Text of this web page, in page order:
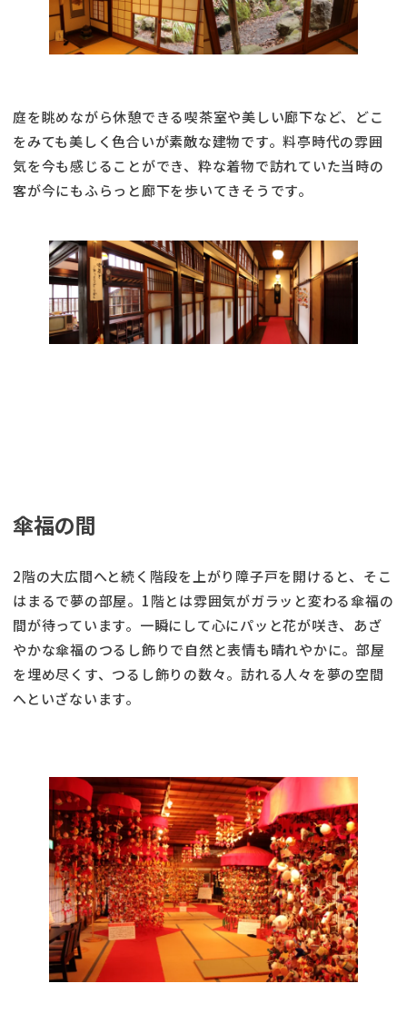
庭を眺めながら休憩できる喫茶室や美しい廊下など、どこ
をみても美しく色合いが素敵な建物です。料亭時代の雰囲
気を今も感じることができ、粋な着物で訪れていた当時の
客が今にもふらっと廊下を歩いてきそうです。
傘福の間
2階の大広間へと続く階段を上がり障子戸を開けると、そこ
はまるで夢の部屋。1階とは雰囲気がガラッと変わる傘福の
間が待っています。一瞬にして心にパッと花が咲き、あざ
やかな傘福のつるし飾りで自然と表情も晴れやかに。部屋
を埋め尽くす、つるし飾りの数々。訪れる人々を夢の空間
へといざないます。